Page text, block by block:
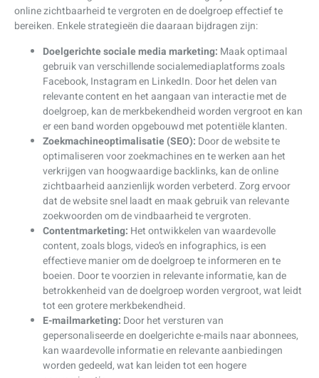
online zichtbaarheid te vergroten en de doelgroep effectief te
bereiken. Enkele strategieën die daaraan bijdragen zijn:
Doelgerichte sociale media marketing: Maak optimaal
gebruik van verschillende socialemediaplatforms zoals
Facebook, Instagram en LinkedIn. Door het delen van
relevante content en het aangaan van interactie met de
doelgroep, kan de merkbekendheid worden vergroot en kan
er een band worden opgebouwd met potentiële klanten.
Zoekmachineoptimalisatie (SEO): Door de website te
optimaliseren voor zoekmachines en te werken aan het
verkrijgen van hoogwaardige backlinks, kan de online
zichtbaarheid aanzienlijk worden verbeterd. Zorg ervoor
dat de website snel laadt en maak gebruik van relevante
zoekwoorden om de vindbaarheid te vergroten.
Contentmarketing: Het ontwikkelen van waardevolle
content, zoals blogs, video’s en infographics, is een
effectieve manier om de doelgroep te informeren en te
boeien. Door te voorzien in relevante informatie, kan de
betrokkenheid van de doelgroep worden vergroot, wat leidt
tot een grotere merkbekendheid.
E-mailmarketing: Door het versturen van
gepersonaliseerde en doelgerichte e-mails naar abonnees,
kan waardevolle informatie en relevante aanbiedingen
worden gedeeld, wat kan leiden tot een hogere